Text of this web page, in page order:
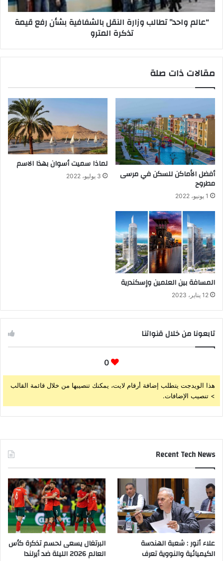
“عالم واحد” تطالب وزارة النقل بالشفافية بشأن رفع قيمة
تذكرة المترو
مقالات ذات صلة
أفضل الأماكن للسكن في مرسى
مطروح
1 يونيو، 2022
لماذا سميت أسوان بهذا الاسم
3 يوليو، 2022
المسافة بين العلمين وإسكندرية
12 يناير، 2023
تابعونا من خلال قنواتنا
0
هذا الويدجت يتطلب إضافة أرقام لايت، يمكنك تنصيبها من خلال قائمة القالب
> تنصيب الإضافات.
Recent Tech News
علاء أنور : شعبة الهندسة
الكيميائية والنووية تعرف
البرتغال يسعى لحسم تذكرة كأس
العالم 2026 الليلة ضد أيرلندا